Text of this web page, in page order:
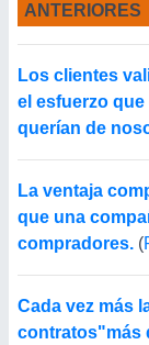
ANTERIORES
Los clientes
el esfuerzo
querían de
La ventaja
que una
compradores. (
Cada vez más
contratos"más